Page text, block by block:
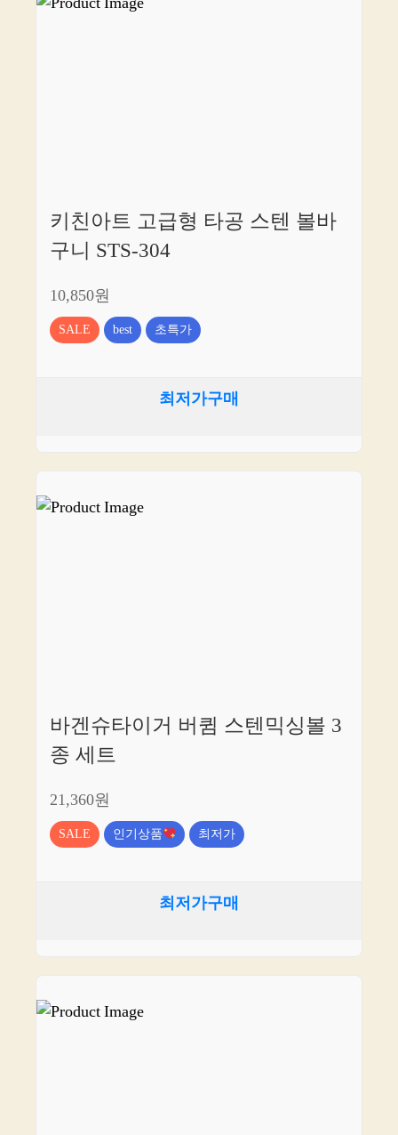
키친아트 고급형 타공 스텐 볼바
구니 STS-304
10,850원
SALE best 초특가
최저가구매
바겐슈타이거 버큄 스텐믹싱볼 3
종 세트
21,360원
SALE 인기상품 최저가
최저가구매